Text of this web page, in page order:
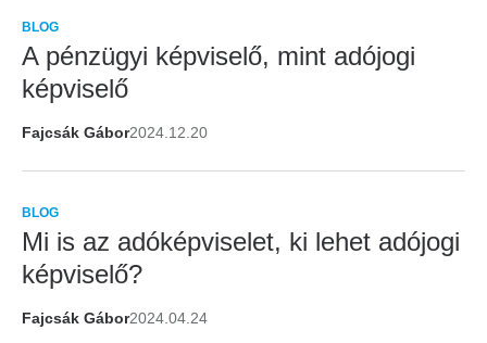
BLOG
A pénzügyi képviselő, mint adójogi
képviselő
Fajcsák Gábor2024.12.20
BLOG
Mi is az adóképviselet, ki lehet adójogi
képviselő?
Fajcsák Gábor2024.04.24